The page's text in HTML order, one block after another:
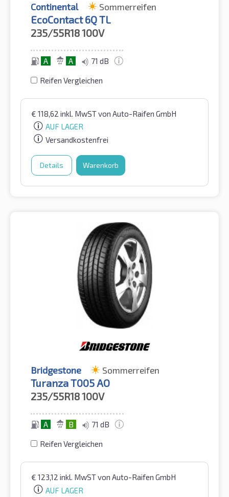
Continental Sommerreifen
EcoContact 6Q TL
235/55R18100V
A A 71 dB
Reifen Vergleichen
€ 118,62 inkl. MwSTvon Auto-Raifen GmbH
AUF LAGER
Versandkostenfrei
Details Warenkorb
Bridgestone Sommerreifen
Turanza T005 AO
235/55R18100V
A B 71 dB
Reifen Vergleichen
€ 123,12 inkl. MwSTvon Auto-Raifen GmbH
AUF LAGER